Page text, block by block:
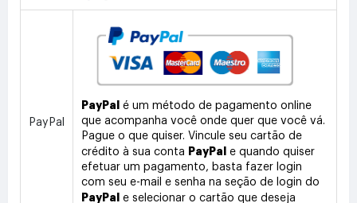
PayPal
PayPal
é um método de pagamento online
que acompanha você onde quer que você vá.
Pague o que quiser. Vincule seu cartão de
crédito à sua conta PayPal
e quando quiser
efetuar um pagamento, basta fazer login
com seu e-mail e senha na seção de login do
PayPal
e selecionar o cartão que deseja